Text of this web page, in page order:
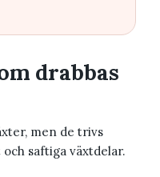
drabbas
men de trivs
saftiga växtdelar.